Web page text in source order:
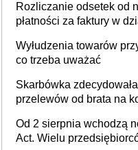
Rozliczanie odsetek od
płatności za faktury w
Wyłudzenia towarów
co trzeba uważać
Skarbówka
przelewów od brata na
darowizna, ale podatku
Od 2 sierpnia wchodzą
Act. Wielu